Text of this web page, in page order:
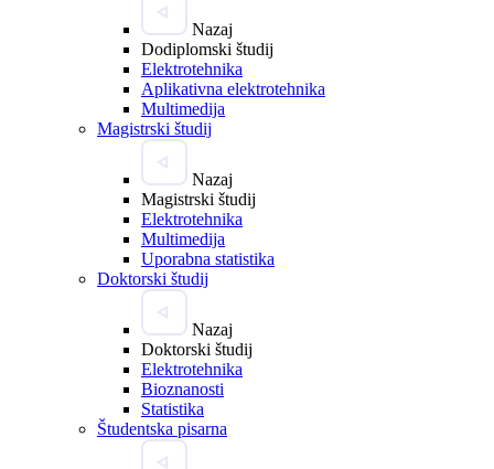
Nazaj
Dodiplomski študij
Elektrotehnika
Aplikativna elektrotehnika
Multimedija
Magistrski študij
Nazaj
Magistrski študij
Elektrotehnika
Multimedija
Uporabna statistika
Doktorski študij
Nazaj
Doktorski študij
Elektrotehnika
Bioznanosti
Statistika
Študentska pisarna